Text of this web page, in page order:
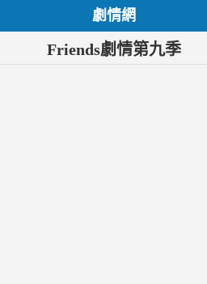
劇情網
Friends劇情第九季